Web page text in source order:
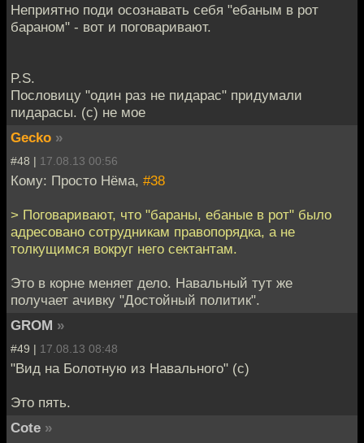
Неприятно поди осознавать себя "ебаным в рот
бараном" - вот и поговаривают.
P.S.
Пословицу "один раз не пидарас" придумали
пидарасы. (с) не мое
Gecko »
#48 | 17.08.13 00:56
Кому: Просто Нёма, #38
> Поговаривают, что "бараны, ебаные в рот" было
адресовано сотрудникам правопорядка, а не
толкущимся вокруг него сектантам.
Это в корне меняет дело. Навальный тут же
получает ачивку "Достойный политик".
GROM »
#49 | 17.08.13 08:48
"Вид на Болотную из Навального" (с)
Это пять.
Cote »